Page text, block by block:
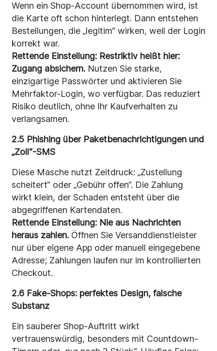
Wenn ein Shop-Account übernommen wird, ist
die Karte oft schon hinterlegt. Dann entstehen
Bestellungen, die „legitim“ wirken, weil der Login
korrekt war.
Rettende Einstellung: Restriktiv heißt hier:
Zugang absichern. Nutzen Sie starke,
einzigartige Passwörter und aktivieren Sie
Mehrfaktor-Login, wo verfügbar. Das reduziert
Risiko deutlich, ohne Ihr Kaufverhalten zu
verlangsamen.
2.5 Phishing über Paketbenachrichtigungen und
„Zoll“-SMS
Diese Masche nutzt Zeitdruck: „Zustellung
scheitert“ oder „Gebühr offen“. Die Zahlung
wirkt klein, der Schaden entsteht über die
abgegriffenen Kartendaten.
Rettende Einstellung: Nie aus Nachrichten
heraus zahlen. Öffnen Sie Versanddienstleister
nur über eigene App oder manuell eingegebene
Adresse; Zahlungen laufen nur im kontrollierten
Checkout.
2.6 Fake-Shops: perfektes Design, falsche
Substanz
Ein sauberer Shop-Auftritt wirkt
vertrauenswürdig, besonders mit Countdown-